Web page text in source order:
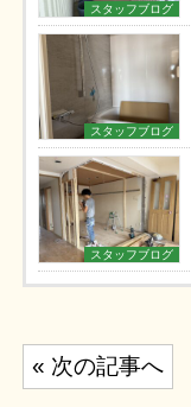
スタッフブログ
スタッフブログ
スタッフブログ
投
稿
« 次の記事へ